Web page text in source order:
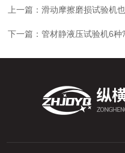
上一篇：滑动摩擦磨损试验机
下一篇：管材静液压试验机6